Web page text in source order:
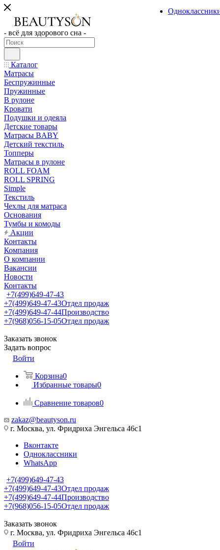
- всё для здорового сна -
Каталог
Матрасы
Беспружинные
Пружинные
В рулоне
Кровати
Подушки и одеяла
Детские товары
Матрасы BABY
Детский текстиль
Топперы
Матрасы в рулоне
ROLL FOAM
ROLL SPRING
Simple
Текстиль
Чехлы для матраса
Основания
Тумбы и комоды
Акции
Контакты
Компания
О компании
Вакансии
Новости
Контакты
+7(499)649-47-43
+7(499)649-47-43Отдел продаж
+7(499)649-47-44Производство
+7(968)056-15-05Отдел продаж
Заказать звонок
Задать вопрос
Войти
Корзина0
Избранные товары0
Сравнение товаров0
zakaz@beautyson.ru
г. Москва, ул. Фридриха Энгельса 46с1
Вконтакте
Одноклассники
WhatsApp
+7(499)649-47-43
+7(499)649-47-43Отдел продаж
+7(499)649-47-44Производство
+7(968)056-15-05Отдел продаж
Заказать звонок
г. Москва, ул. Фридриха Энгельса 46с1
Войти